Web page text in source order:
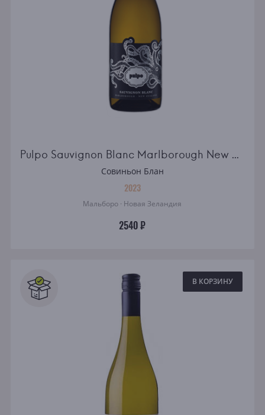
Pulpo Sauvignon Blanc Marlborough New Zealand white semidry
Совиньон Блан
2023
Мальборо · Новая Зеландия
2540 ₽
В КОРЗИНУ